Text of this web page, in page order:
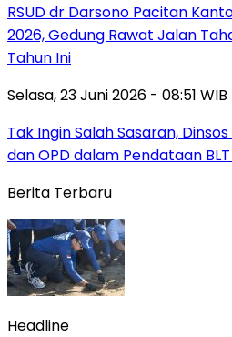
RSUD dr Darsono Pacitan
2026, Gedung Rawat Jalan
Tahun Ini
Selasa, 23 Juni 2026 - 08:51 WIB
Tak Ingin Salah Sasaran,
dan OPD dalam Pendataan
Berita Terbaru
Headline